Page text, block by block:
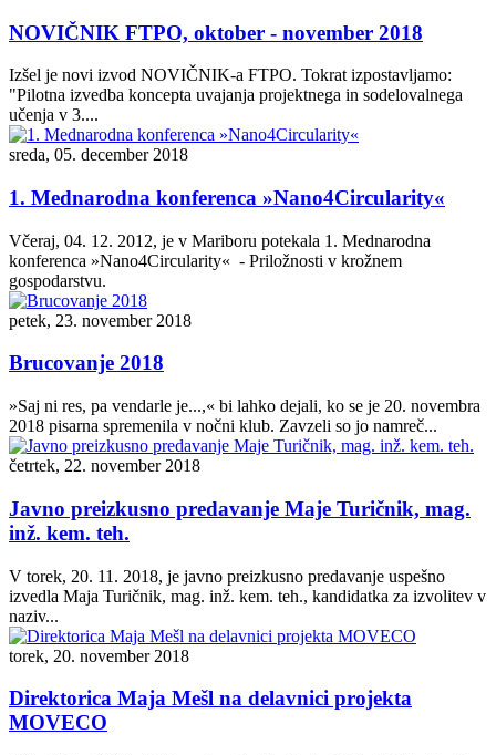
NOVIČNIK FTPO, oktober - november 2018
Izšel je novi izvod NOVIČNIK-a FTPO. Tokrat izpostavljamo:
"Pilotna izvedba koncepta uvajanja projektnega in sodelovalnega
učenja v 3....
sreda, 05. december 2018
1. Mednarodna konferenca »Nano4Circularity«
Včeraj, 04. 12. 2012, je v Mariboru potekala 1. Mednarodna
konferenca »Nano4Circularity« - Priložnosti v krožnem
gospodarstvu.
petek, 23. november 2018
Brucovanje 2018
»Saj ni res, pa vendarle je...,« bi lahko dejali, ko se je 20. novembra
2018 pisarna spremenila v nočni klub. Zavzeli so jo namreč...
četrtek, 22. november 2018
Javno preizkusno predavanje Maje Turičnik, mag.
inž. kem. teh.
V torek, 20. 11. 2018, je javno preizkusno predavanje uspešno
izvedla Maja Turičnik, mag. inž. kem. teh., kandidatka za izvolitev v
naziv...
torek, 20. november 2018
Direktorica Maja Mešl na delavnici projekta
MOVECO